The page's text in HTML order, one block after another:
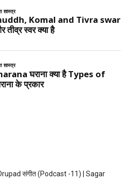
संगीत (Podcast -11) | Sagar